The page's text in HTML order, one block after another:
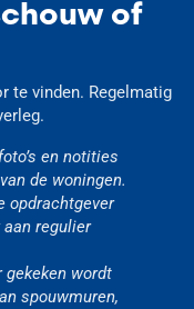
of
te vinden. Regelmatig
en notities
de woningen.
opdrachtgever
aan regulier
gekeken wordt
spouwmuren,